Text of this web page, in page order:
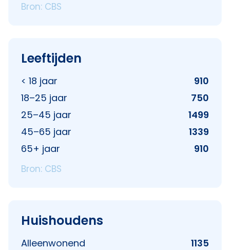
Bron: CBS
Leeftijden
< 18 jaar
910
18–25 jaar
750
25–45 jaar
1499
45–65 jaar
1339
65+ jaar
910
Bron: CBS
Huishoudens
Alleenwonend
1135